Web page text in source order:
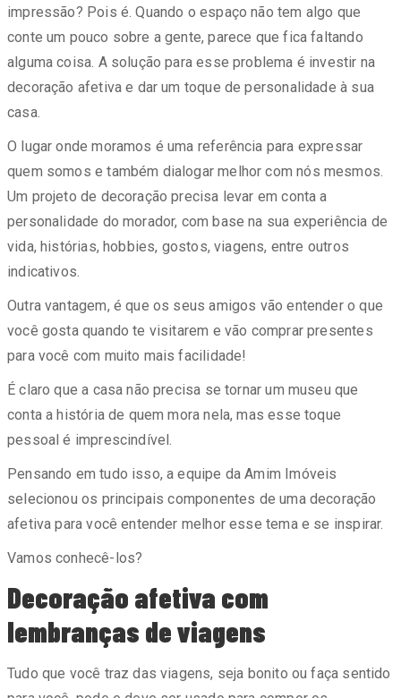
impressão? Pois é. Quando o espaço não tem algo que
conte um pouco sobre a gente, parece que fica faltando
alguma coisa. A solução para esse problema é investir na
decoração afetiva e dar um toque de personalidade à sua
casa.
O lugar onde moramos é uma referência para expressar
quem somos e também dialogar melhor com nós mesmos.
Um projeto de decoração precisa levar em conta a
personalidade do morador, com base na sua experiência de
vida, histórias, hobbies, gostos, viagens, entre outros
indicativos.
Outra vantagem, é que os seus amigos vão entender o que
você gosta quando te visitarem e vão comprar presentes
para você com muito mais facilidade!
É claro que a casa não precisa se tornar um museu que
conta a história de quem mora nela, mas esse toque
pessoal é imprescindível.
Pensando em tudo isso, a equipe da Amim Imóveis
selecionou os principais componentes de uma decoração
afetiva para você entender melhor esse tema e se inspirar.
Vamos conhecê-los?
Decoração afetiva com
lembranças de viagens
Tudo que você traz das viagens, seja bonito ou faça sentido